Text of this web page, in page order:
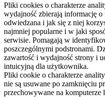
Pliki cookies o charakterze
wydajność zbierają informację o
odwiedzana i jak się z niej
najmniej popularne i w jaki
serwisie. Pomagają w
poszczególnymi podstronami.
zawartość i wydajność strony i
intuicyjną dla użytkownika.
Pliki cookie o charakterze
nie są usuwane po zamknięciu
przechowywane na